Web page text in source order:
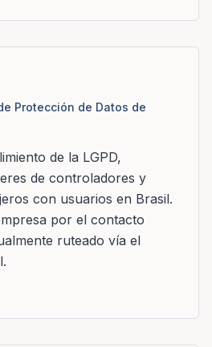
Protección de Datos de
de la LGPD,
de controladores y
con usuarios en Brasil.
por el contacto
ruteado vía el